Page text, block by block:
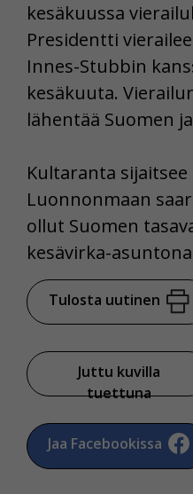
kesäkuussa
Presidentti
Innes-Stubbin
kesäkuuta.
lähentää Suomen
Kultaranta
Luonnonmaan
ollut Suomen
kesävirka-
Tulosta uutinen
Juttu kuvilla
tuettuna
Jaa Facebookissa